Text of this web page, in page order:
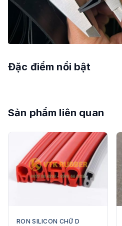
Đặc điểm nổi bật
Sản phẩm liên quan
RON SILICON CHỮ D